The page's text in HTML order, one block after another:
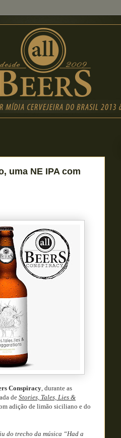
uma NE IPA com
Conspiracy, durante as
de Stories, Tales, Lies &
adição de limão siciliano e do
do trecho da música “Had a